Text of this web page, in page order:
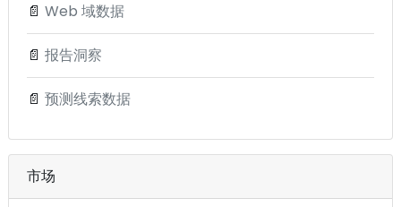
📄 Web 域数据
📄 报告洞察
📄 预测线索数据
市场